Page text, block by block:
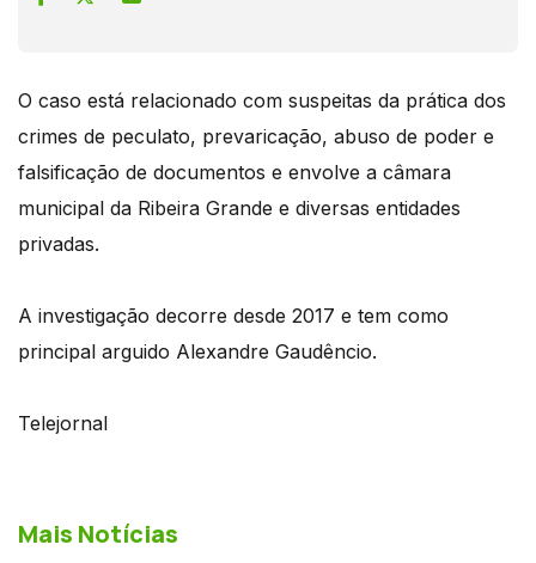
O caso está relacionado com suspeitas da prática dos
crimes de peculato, prevaricação, abuso de poder e
falsificação de documentos e envolve a câmara
municipal da Ribeira Grande e diversas entidades
privadas.
A investigação decorre desde 2017 e tem como
principal arguido Alexandre Gaudêncio.
Telejornal
Mais Notícias